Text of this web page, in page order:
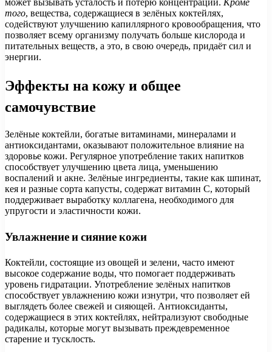
того, вещества, содержащиеся в зелёных коктейлях,
содействуют улучшению капиллярного кровообращения, что
позволяет всему организму получать больше кислорода и
питательных веществ, а это, в свою очередь, придаёт сил и
энергии.
Эффекты на кожу и общее
самочувствие
Зелёные коктейли, богатые витаминами, минералами и
антиоксидантами, оказывают положительное влияние на
здоровье кожи. Регулярное употребление таких напитков
способствует улучшению цвета лица, уменьшению
воспалений и акне. Зелёные ингредиенты, такие как шпинат,
кея и разные сорта капусты, содержат витамин С, который
поддерживает выработку коллагена, необходимого для
упругости и эластичности кожи.
Увлажнение и сияние кожи
Коктейли, состоящие из овощей и зелени, часто имеют
высокое содержание воды, что помогает поддерживать
уровень гидратации. Употребление зелёных напитков
способствует увлажнению кожи изнутри, что позволяет ей
выглядеть более свежей и сияющей. Антиоксиданты,
содержащиеся в этих коктейлях, нейтрализуют свободные
радикалы, которые могут вызывать преждевременное
старение и тусклость.